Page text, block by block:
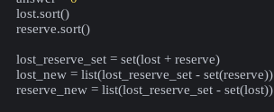
    lost.sort()
    reserve.sort()
    lost_reserve_set = set(lost + reserve)
    lost_new = list(lost_reserve_set - set(reserve))
    reserve_new = list(lost_reserve_set - set(lost))